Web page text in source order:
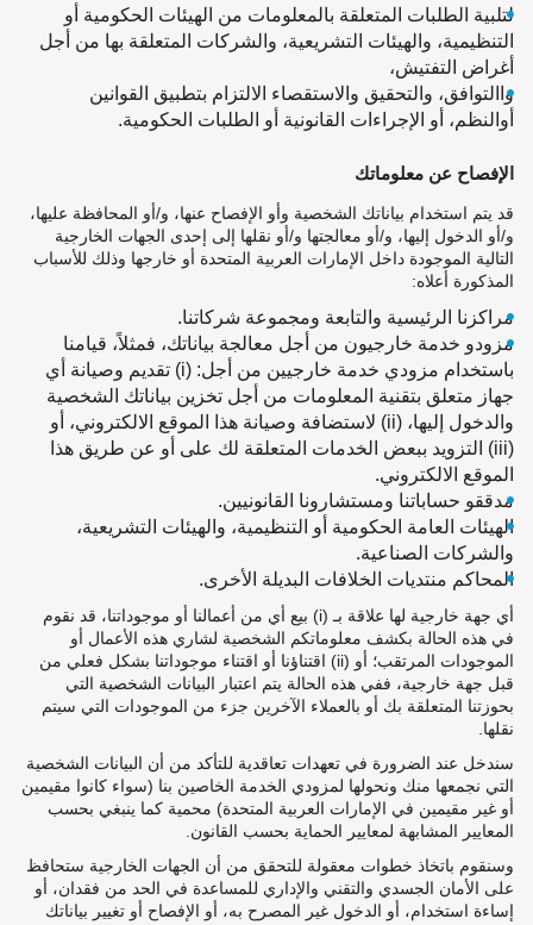
لتلبية الطلبات المتعلقة بالمعلومات من الهيئات الحكومية أو
التنظيمية، والهيئات التشريعية، والشركات المتعلقة بها من أجل
أغراض التفتيش،
واالتوافق، والتحقيق والاستقصاء الالتزام بتطبيق القوانين
أوالنظم، أو الإجراءات القانونية أو الطلبات الحكومية.
الإفصاح عن معلوماتك
قد يتم استخدام بياناتك الشخصية وأو الإفصاح عنها، و/أو المحافظة عليها،
و/أو الدخول إليها، و/أو معالجتها و/أو نقلها إلى إحدى الجهات الخارجية
التالية الموجودة داخل الإمارات العربية المتحدة أو خارجها وذلك للأسباب
المذكورة أعلاه:
مراكزنا الرئيسية والتابعة ومجموعة شركاتنا.
مزودو خدمة خارجيون من أجل معالجة بياناتك، فمثلاً، قيامنا
باستخدام مزودي خدمة خارجيين من أجل: (i) تقديم وصيانة أي
جهاز متعلق بتقنية المعلومات من أجل تخزين بياناتك الشخصية
والدخول إليها، (ii) لاستضافة وصيانة هذا الموقع الالكتروني، أو
(iii) التزويد ببعض الخدمات المتعلقة لك على أو عن طريق هذا
الموقع الالكتروني.
مدققو حساباتنا ومستشارونا القانونيين.
الهيئات العامة الحكومية أو التنظيمية، والهيئات التشريعية،
والشركات الصناعية.
المحاكم منتديات الخلافات البديلة الأخرى.
أي جهة خارجية لها علاقة بـ (i) بيع أي من أعمالنا أو موجوداتنا، قد نقوم
في هذه الحالة بكشف معلوماتكم الشخصية لشاري هذه الأعمال أو
الموجودات المرتقب؛ أو (ii) اقتناؤنا أو اقتناء موجوداتنا بشكل فعلي من
قبل جهة خارجية، ففي هذه الحالة يتم اعتبار البيانات الشخصية التي
بحوزتنا المتعلقة بك أو بالعملاء الآخرين جزء من الموجودات التي سيتم
نقلها.
سندخل عند الضرورة في تعهدات تعاقدية للتأكد من أن البيانات الشخصية
التي نجمعها منك ونحولها لمزودي الخدمة الخاصين بنا (سواء كانوا مقيمين
أو غير مقيمين في الإمارات العربية المتحدة) محمية كما ينبغي بحسب
المعايير المشابهة لمعايير الحماية بحسب القانون.
وسنقوم باتخاذ خطوات معقولة للتحقق من أن الجهات الخارجية ستحافظ
على الأمان الجسدي والتقني والإداري للمساعدة في الحد من فقدان، أو
إساءة استخدام، أو الدخول غير المصرح به، أو الإفصاح أو تغيير بياناتك